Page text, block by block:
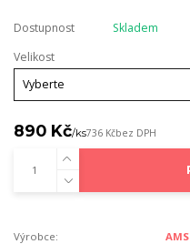
Dostupnost
Skladem
Velikost
890 Kč/ks736 Kčbez DPH
Výrobce: